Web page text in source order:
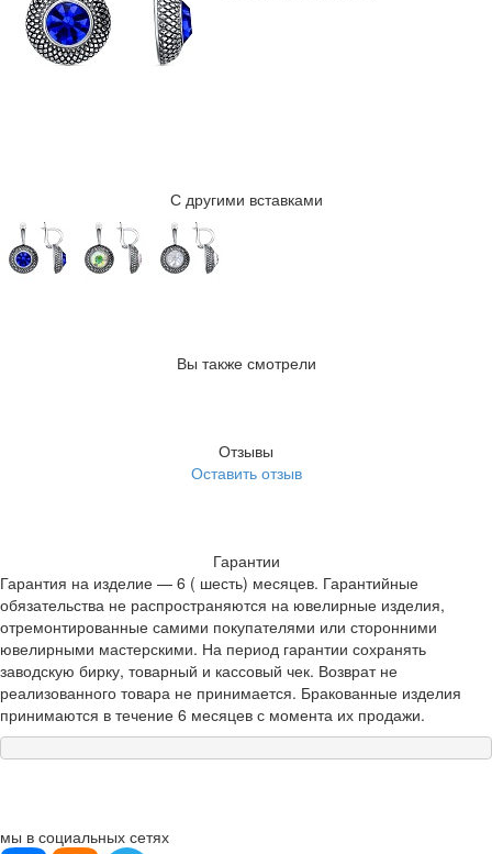
С другими вставками
Вы также смотрели
Отзывы
Оставить отзыв
Гарантии
Гарантия на изделие — 6 ( шесть) месяцев. Гарантийные
обязательства не распространяются на ювелирные изделия,
отремонтированные самими покупателями или сторонними
ювелирными мастерскими. На период гарантии сохранять
заводскую бирку, товарный и кассовый чек. Возврат не
реализованного товара не принимается. Бракованные изделия
принимаются в течение 6 месяцев с момента их продажи.
мы в социальных сетях